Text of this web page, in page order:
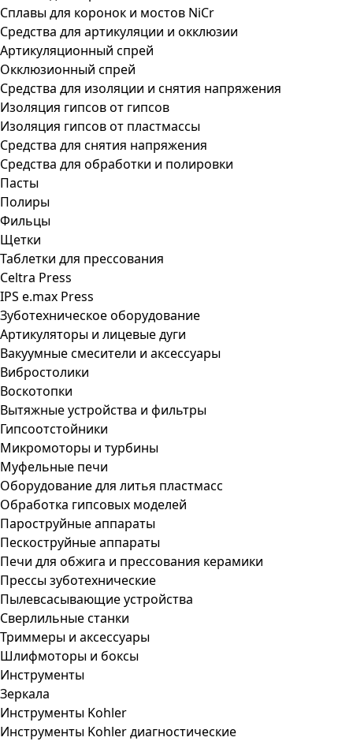
Сплавы для коронок и мостов NiCr
Средства для артикуляции и окклюзии
Артикуляционный спрей
Окклюзионный спрей
Средства для изоляции и снятия напряжения
Изоляция гипсов от гипсов
Изоляция гипсов от пластмассы
Средства для снятия напряжения
Средства для обработки и полировки
Пасты
Полиры
Фильцы
Щетки
Таблетки для прессования
Celtra Press
IPS e.max Press
Зуботехническое оборудование
Артикуляторы и лицевые дуги
Вакуумные смесители и аксессуары
Вибростолики
Воскотопки
Вытяжные устройства и фильтры
Гипсоотстойники
Микромоторы и турбины
Муфельные печи
Оборудование для литья пластмасс
Обработка гипсовых моделей
Пароструйные аппараты
Пескоструйные аппараты
Печи для обжига и прессования керамики
Прессы зуботехнические
Пылевсасывающие устройства
Сверлильные станки
Триммеры и аксессуары
Шлифмоторы и боксы
Инструменты
Зеркала
Инструменты Kohler
Инструменты Kohler диагностические